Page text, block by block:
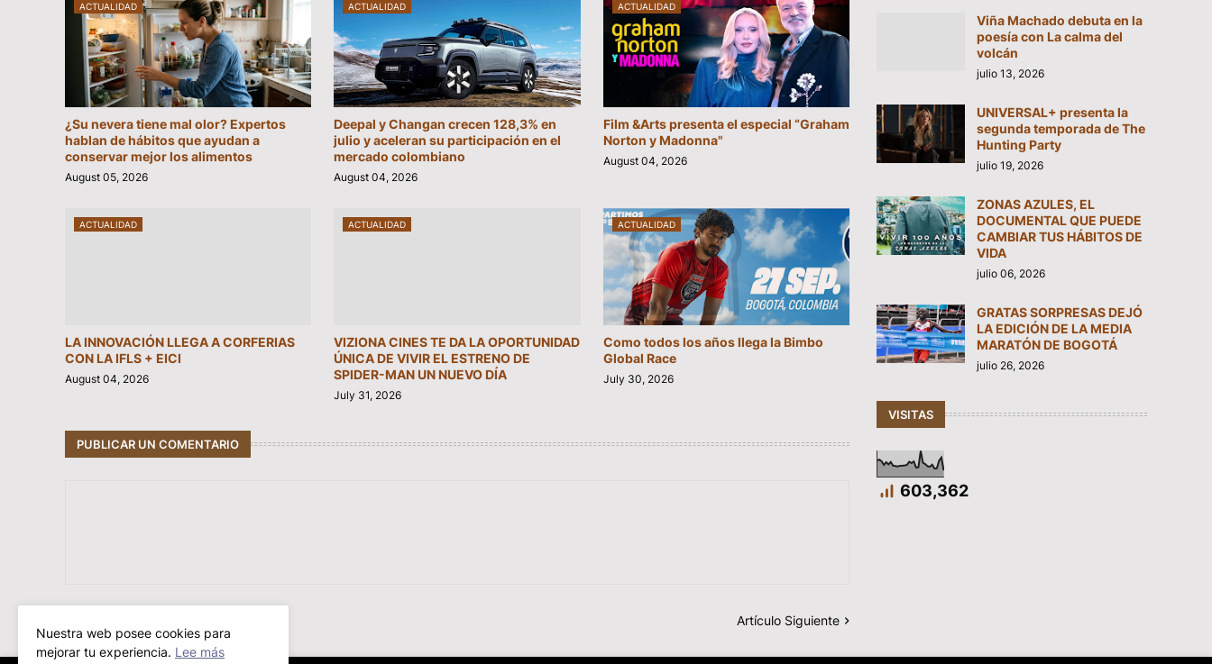
ACTUALIDAD
¿Su nevera tiene mal olor? Expertos
hablan de hábitos que ayudan a
conservar mejor los alimentos
August 05, 2026
ACTUALIDAD
Deepal y Changan crecen 128,3% en
julio y aceleran su participación en el
mercado colombiano
August 04, 2026
ACTUALIDAD
Film &Arts presenta el especial “Graham
Norton y Madonna"
August 04, 2026
ACTUALIDAD
LA INNOVACIÓN LLEGA A CORFERIAS
CON LA IFLS + EICI
August 04, 2026
ACTUALIDAD
VIZIONA CINES TE DA LA OPORTUNIDAD
ÚNICA DE VIVIR EL ESTRENO DE
SPIDER-MAN UN NUEVO DÍA
July 31, 2026
ACTUALIDAD
Como todos los años llega la Bimbo
Global Race
July 30, 2026
PUBLICAR UN COMENTARIO
Artículo Siguiente
Viña Machado debuta en la
poesía con La calma del
volcán
julio 13, 2026
UNIVERSAL+ presenta la
segunda temporada de The
Hunting Party
julio 19, 2026
ZONAS AZULES, EL
DOCUMENTAL QUE PUEDE
CAMBIAR TUS HÁBITOS DE
VIDA
julio 06, 2026
GRATAS SORPRESAS DEJÓ
LA EDICIÓN DE LA MEDIA
MARATÓN DE BOGOTÁ
julio 26, 2026
VISITAS
603,362
Nuestra web posee cookies para
mejorar tu experiencia. Lee más